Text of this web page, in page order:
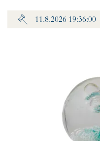
11.8.2026 19:36:00